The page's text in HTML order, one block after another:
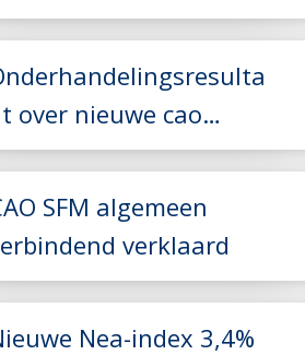
nieuw
Lees meer
over nieuwe cao
en Taxi
SFM algemeen
verklaard
Nea-index 3,4%